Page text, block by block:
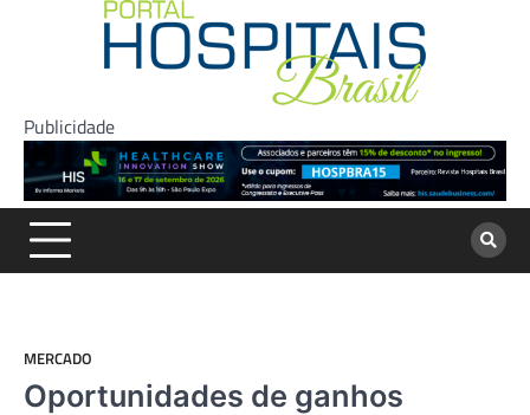
Publicidade
MERCADO
Oportunidades de ganhos